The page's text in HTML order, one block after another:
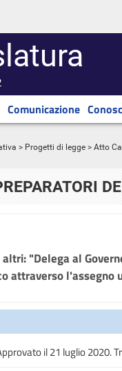
Comunicazione
> Progetti di legge > Atto
altri: "Delega al
attraverso l'assegno
il 21 luglio 2020.